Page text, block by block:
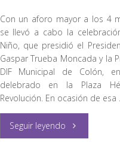
Con un aforo mayor a los 4
se llevó a cabo la
Niño, que presidió el
Gaspar Trueba Moncada y la
DIF Municipal de Colón,
delebrado en la Plaza
Revolución. En ocasión de esa
Seguir leyendo "Colón